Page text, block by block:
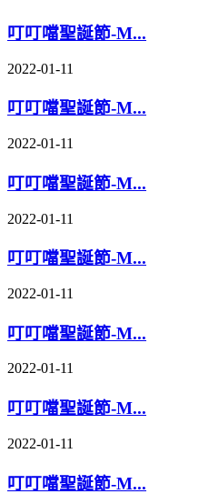
叮叮噹聖誕節-M...
2022-01-11
叮叮噹聖誕節-M...
2022-01-11
叮叮噹聖誕節-M...
2022-01-11
叮叮噹聖誕節-M...
2022-01-11
叮叮噹聖誕節-M...
2022-01-11
叮叮噹聖誕節-M...
2022-01-11
叮叮噹聖誕節-M...